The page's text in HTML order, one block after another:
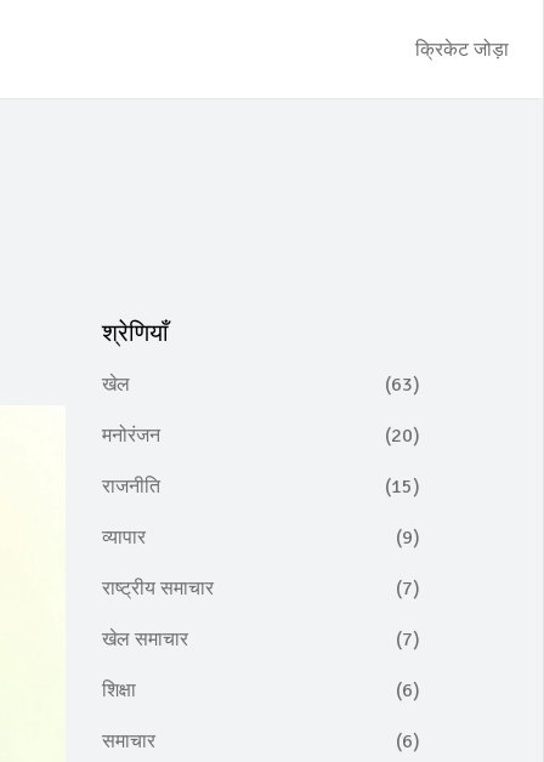
क्रिकेट जोड़ा
श्रेणियाँ
खेल (63)
मनोरंजन (20)
राजनीति (15)
व्यापार (9)
राष्ट्रीय समाचार (7)
खेल समाचार (7)
शिक्षा (6)
समाचार (6)